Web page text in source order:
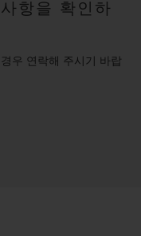
항을 확인하
우 연락해 주시기 바랍